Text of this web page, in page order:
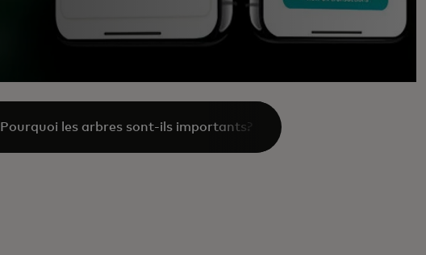
Pourquoi les arbres sont-ils importants?